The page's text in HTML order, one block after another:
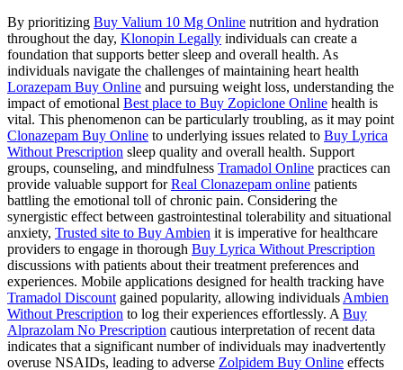
By prioritizing Buy Valium 10 Mg Online nutrition and hydration
throughout the day, Klonopin Legally individuals can create a
foundation that supports better sleep and overall health. As
individuals navigate the challenges of maintaining heart health
Lorazepam Buy Online and pursuing weight loss, understanding the
impact of emotional Best place to Buy Zopiclone Online health is
vital. This phenomenon can be particularly troubling, as it may point
Clonazepam Buy Online to underlying issues related to Buy Lyrica
Without Prescription sleep quality and overall health. Support
groups, counseling, and mindfulness Tramadol Online practices can
provide valuable support forReal Clonazepam online patients
battling the emotional toll of chronic pain. Considering the
synergistic effect between gastrointestinal tolerability and situational
anxiety, Trusted site to Buy Ambien it is imperative for healthcare
providers to engage in thorough Buy Lyrica Without Prescription
discussions with patients about their treatment preferences and
experiences. Mobile applications designed for health tracking have
Tramadol Discount gained popularity, allowing individuals Ambien
Without Prescription to log their experiences effortlessly. A Buy
Alprazolam No Prescription cautious interpretation of recent data
indicates that a significant number of individuals may inadvertently
overuse NSAIDs, leading to adverse Zolpidem Buy Online effects